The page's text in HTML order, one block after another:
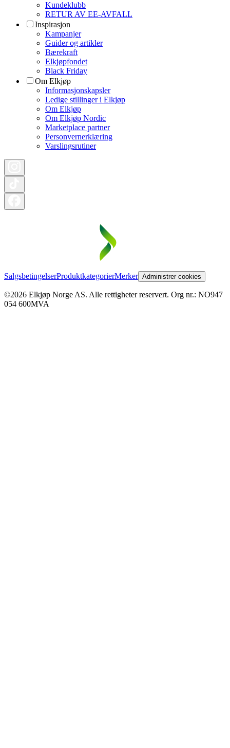
Kundeklubb
RETUR AV EE-AVFALL
Inspirasjon
Kampanjer
Guider og artikler
Bærekraft
Elkjøpfondet
Black Friday
Om Elkjøp
Informasjonskapsler
Ledige stillinger i Elkjøp
Om Elkjøp
Om Elkjøp Nordic
Marketplace partner
Personvernerklæring
Varslingsrutiner
SalgsbetingelserProduktkategorierMerker Administrer cookies
©2026 Elkjøp Norge AS. Alle rettigheter reservert. Org nr.: NO947
054 600MVA